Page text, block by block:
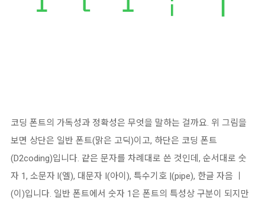
코딩 폰트의 가독성과 정확성은 무엇을 말하는 걸까요. 위 그림을
보면 상단은 일반 폰트(맑은 고딕)이고, 하단은 코딩 폰트
(D2coding)입니다. 같은 문자를 차례대로 쓴 것인데, 순서대로 숫
자 1, 소문자 l(엘), 대문자 I(아이), 특수기호 |(pipe), 한글 자음 ㅣ
(이)입니다. 일반 폰트에서 숫자 1은 폰트의 특성상 구분이 되지만